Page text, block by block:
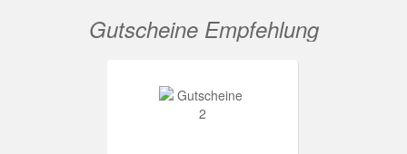
Gutscheine Empfehlung